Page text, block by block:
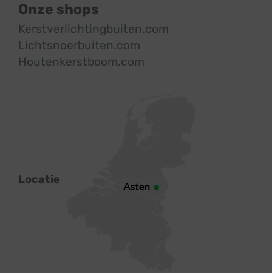
Onze shops
Kerstverlichtingbuiten.com
Lichtsnoerbuiten.com
Houtenkerstboom.com
Locatie